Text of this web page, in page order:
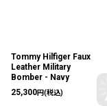
Tommy Hilfiger Faux
Leather Military
Bomber - Navy
25,300円(税込)